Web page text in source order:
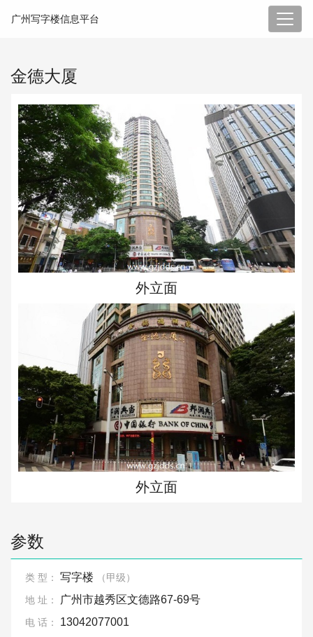
广州写字楼信息平台
金德大厦
外立面
外立面
参数
类 型： 写字楼
（甲级）
地 址：
广州市越秀区文德路67-69号
电 话： 13042077001